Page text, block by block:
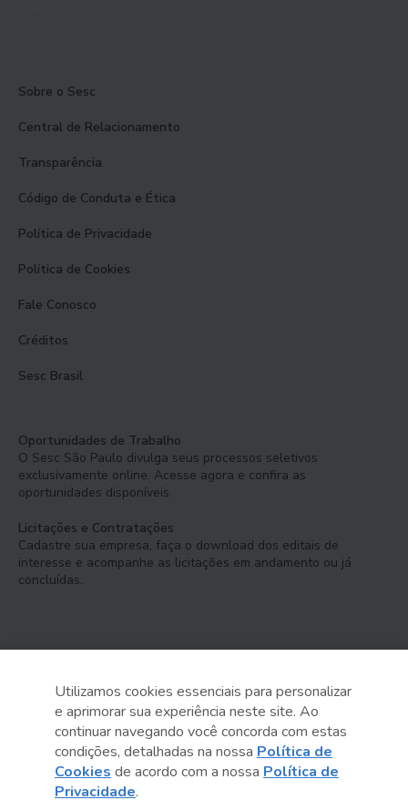
Sobre o Sesc
Central de Relacionamento
Transparência
Código de Conduta e Ética
Política de Privacidade
Política de Cookies
Fale Conosco
Créditos
Sesc Brasil
Oportunidades de Trabalho
O Sesc São Paulo divulga seus processos seletivos
exclusivamente online. Acesse agora e confira as
oportunidades disponíveis.
Licitações e Contratações
Cadastre sua empresa, faça o download dos editais de
interesse e acompanhe as licitações em andamento ou já
concluídas.
Serviço Social do Comércio
Administração Regional no Estado de São Paulo
Sesc São Paulo por aí:
Utilizamos cookies essenciais para personalizar
e aprimorar sua experiência neste site. Ao
continuar navegando você concorda com estas
condições, detalhadas na nossa Política de
Cookies de acordo com a nossa Política de
Privacidade.